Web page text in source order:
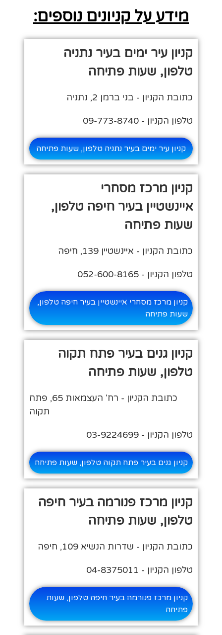
מידע על קניונים נוספים:
קניון עיר ימים בעיר נתניה
טלפון, שעות פתיחה
כתובת הקניון - בני ברמן 2, נתניה
טלפון הקניון - 09-773-8740
קניון עיר ימים בעיר נתניה טלפון, שעות פתיחה
קניון מרכז מסחרי
איינשטיין בעיר חיפה טלפון,
שעות פתיחה
כתובת הקניון - איינשטיין 139, חיפה
טלפון הקניון - 052-600-8165
קניון מרכז מסחרי איינשטיין בעיר חיפה טלפון,
שעות פתיחה
קניון גנים בעיר פתח תקוה
טלפון, שעות פתיחה
כתובת הקניון - רח' העצמאות 65, פתח
תקוה
טלפון הקניון - 03-9224699
קניון גנים בעיר פתח תקוה טלפון, שעות פתיחה
קניון מרכז פנורמה בעיר חיפה
טלפון, שעות פתיחה
כתובת הקניון - שדרות הנשיא 109, חיפה
טלפון הקניון - 04-8375011
קניון מרכז פנורמה בעיר חיפה טלפון, שעות
פתיחה